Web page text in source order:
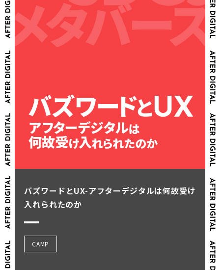
バズワードとUX-アフターデジタルは何故受け
入れられたのか
CAMP